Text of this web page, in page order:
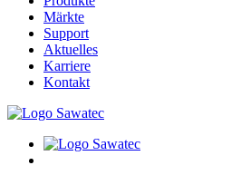
Märkte
Support
Aktuelles
Karriere
Kontakt